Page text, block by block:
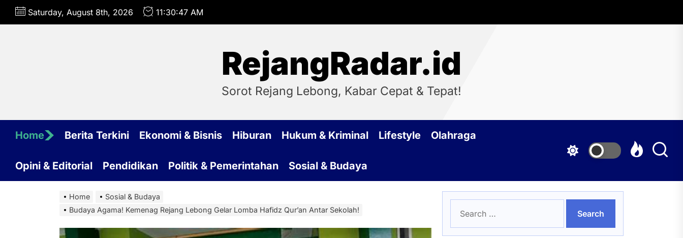
Skip
Saturday, August 8th, 2026 11:30:48 AM
RejangRadar.id
Sorot Rejang Lebong, Kabar Cepat & Tepat!
Home Berita Terkini Ekonomi & Bisnis Hiburan Hukum & Kriminal Lifestyle Olahraga
Opini & Editorial Pendidikan Politik & Pemerintahan Sosial & Budaya
Home
Sosial & Budaya
Budaya Agama! Kemenag Rejang Lebong Gelar Lomba Hafidz Qur’an Antar Sekolah!
for: